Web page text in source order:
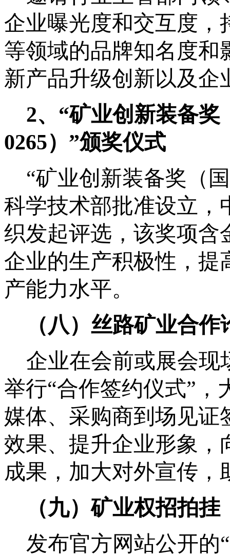
企业曝光度和交互度，
等领域的品牌知名度和
新产品升级创新以及企
2、 “矿业创新装备奖
0265）”颁奖仪式
“矿业创新装备奖（
科学技术部批准设立，
织发起评选，该奖项含
企业的生产积极性，提
产能力水平。
（八） 丝路矿业合作
企业在会前或展会现
举行“合作签约仪式”，
媒体、采购商到场见证
效果、提升企业形象，
成果，加大对外宣传，
（九）矿业权招拍挂
发布官方网站公开的